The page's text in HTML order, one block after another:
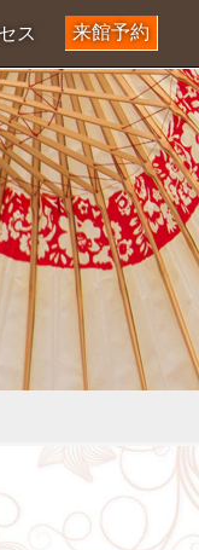
ス 来館予約